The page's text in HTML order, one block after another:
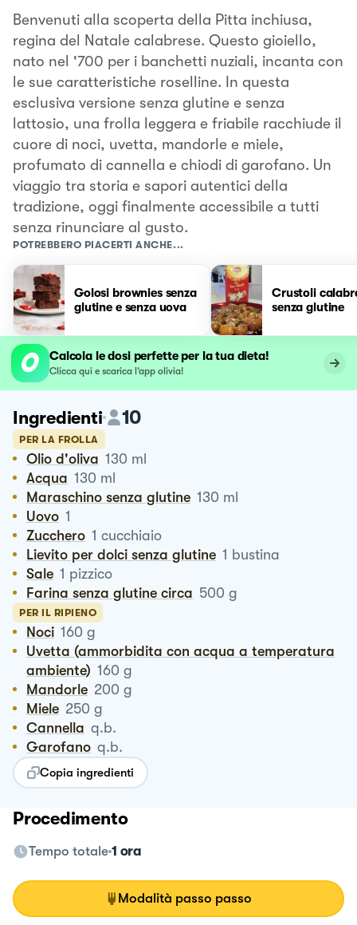
Benvenuti alla scoperta della Pitta inchiusa,
regina del Natale calabrese. Questo gioiello,
nato nel '700 per i banchetti nuziali, incanta con
le sue caratteristiche roselline. In questa
esclusiva versione senza glutine e senza
lattosio, una frolla leggera e friabile racchiude il
cuore di noci, uvetta, mandorle e miele,
profumato di cannella e chiodi di garofano. Un
viaggio tra storia e sapori autentici della
tradizione, oggi finalmente accessibile a tutti
senza rinunciare al gusto.
POTREBBERO PIACERTI ANCHE...
Golosi brownies senza
glutine e senza uova
Crustoli
senza glutine
Calcola le dosi perfette per la tua dieta!
Clicca qui e scarica l’app olivia!
Ingredienti 10
PER LA FROLLA
Olio d'oliva 130 ml
Acqua 130 ml
Maraschino senza glutine 130 ml
Uovo 1
Zucchero 1 cucchiaio
Lievito per dolci senza glutine 1 bustina
Sale 1 pizzico
Farina senza glutine circa 500 g
PER IL RIPIENO
Noci 160 g
Uvetta (ammorbidita con acqua a temperatura
ambiente) 160 g
Mandorle 200 g
Miele 250 g
Cannella q.b.
Garofano q.b.
Copia ingredienti
Procedimento
Tempo totale 1 ora
Modalità passo passo